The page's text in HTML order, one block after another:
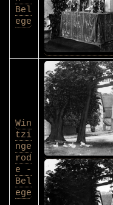
Bel
ege
Win
tzi
nge
rod
e -
Bel
ege